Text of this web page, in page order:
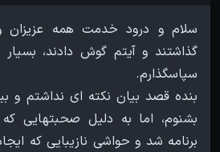
سلام و درود خدمت همه عزیزان
گذاشتند و آیتم گوش دادند،
بنده قصد بیان نکته ای نداشتم و
بشنوم، اما به دلیل صحبتهایی
برنامه شد و حواشی نازیبایی که